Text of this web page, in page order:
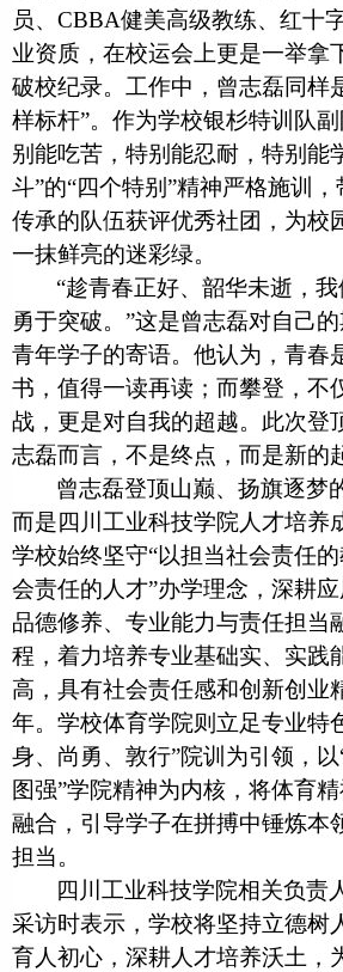
员、CBBA健美高级教练、红十
业资质，在校运会上更是一举拿
破校纪录。工作中，曾志磊同样
样标杆”。作为学校银杉特训队
别能吃苦，特别能忍耐，特别能
斗”的“四个特别”精神严格施训
传承的队伍获评优秀社团，为校
一抹鲜亮的迷彩绿。
“趁青春正好、韶华未逝，我
勇于突破。”这是曾志磊对自己
青年学子的寄语。他认为，青春
书，值得一读再读；而攀登，不
战，更是对自我的超越。此次登
志磊而言，不是终点，而是新的
曾志磊登顶山巅、扬旗逐梦
而是四川工业科技学院人才培养
学校始终坚守“以担当社会责任
会责任的人才”办学理念，深耕
品德修养、专业能力与责任担当
程，着力培养专业基础实、实践
高，具有社会责任感和创新创业
年。学校体育学院则立足专业特
身、尚勇、敦行”院训为引领，
图强”学院精神为内核，将体育
融合，引导学子在拼搏中锤炼本
担当。
四川工业科技学院相关负责
采访时表示，学校将坚持立德树
育人初心，深耕人才培养沃土，